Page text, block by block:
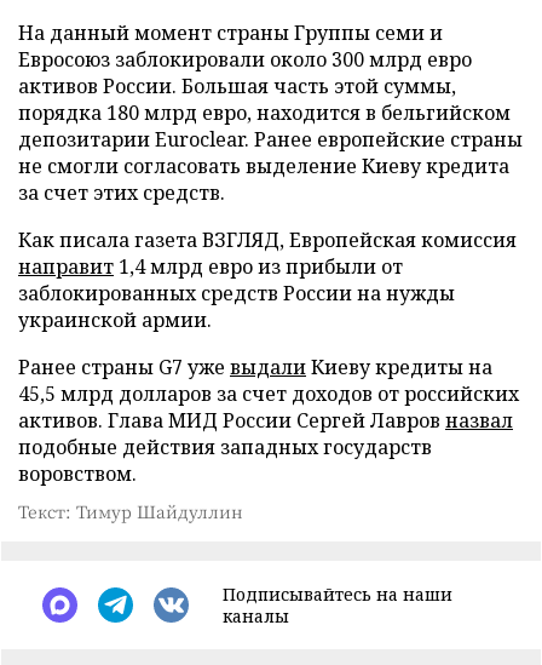
На данный момент страны Группы семи и
Евросоюз заблокировали около 300 млрд евро
активов России. Большая часть этой суммы,
порядка 180 млрд евро, находится в бельгийском
депозитарии Euroclear. Ранее европейские страны
не смогли согласовать выделение Киеву кредита
за счет этих средств.
Как писала газета ВЗГЛЯД, Европейская комиссия
направит 1,4 млрд евро из прибыли от
заблокированных средств России на нужды
украинской армии.
Ранее страны G7 уже выдалиКиеву кредиты на
45,5 млрд долларов за счет доходов от российских
активов. Глава МИД России Сергей Лавров назвал
подобные действия западных государств
воровством.
Текст: Тимур Шайдуллин
Подписывайтесь на наши
каналы